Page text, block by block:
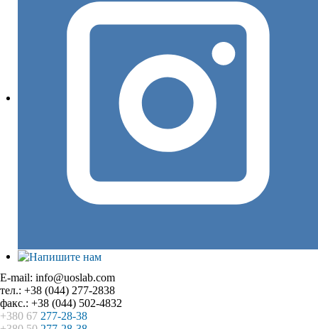
E-mail: info@uoslab.com
тел.: +38 (044) 277-2838
факс.: +38 (044) 502-4832
+380 67 277-28-38